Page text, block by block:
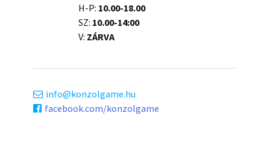
H-P: 10.00-18.00
SZ: 10.00-14:00
V: ZÁRVA
info
konzolgame.hu
facebook.com/konzolgame